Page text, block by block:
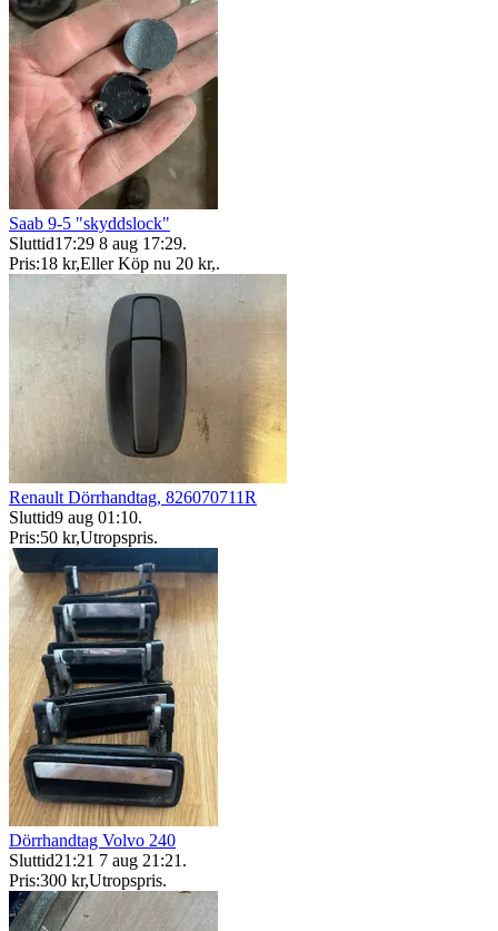
Saab 9-5 "skyddslock"
Sluttid17:29 8 aug 17:29.
Pris:18 kr,Eller Köp nu 20 kr,.
Renault Dörrhandtag, 826070711R
Sluttid9 aug 01:10.
Pris:50 kr,Utropspris.
Dörrhandtag Volvo 240
Sluttid21:21 7 aug 21:21 .
Pris:300 kr,Utropspris.